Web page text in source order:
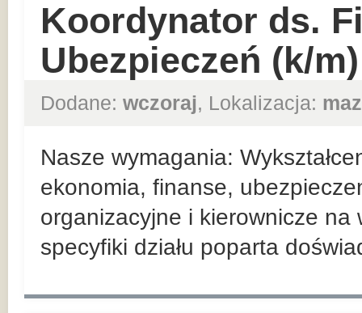
Koordynator ds.
Ubezpieczeń (k/m)
Dodane: wczoraj, Lokalizacja:
Nasze wymagania:
ekonomia, finanse,
organizacyjne i kierownicze
specyfiki działu poparta